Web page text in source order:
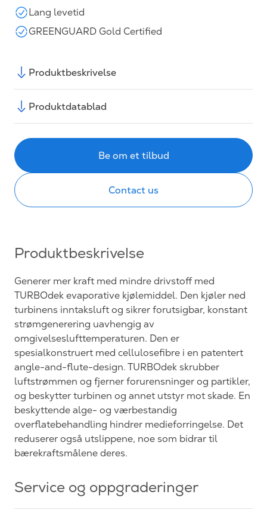
Lang levetid
GREENGUARD Gold Certified
Produktbeskrivelse
Produktdatablad
Be om et tilbud
Contact us
Produktbeskrivelse
Generer mer kraft med mindre drivstoff med
TURBOdek evaporative kjølemiddel. Den kjøler ned
turbinens inntaksluft og sikrer forutsigbar, konstant
strømgenerering uavhengig av
omgivelseslufttemperaturen. Den er
spesialkonstruert med cellulosefibre i en patentert
angle-and-flute-design. TURBOdek skrubber
luftstrømmen og fjerner forurensninger og partikler,
og beskytter turbinen og annet utstyr mot skade. En
beskyttende alge- og værbestandig
overflatebehandling hindrer medieforringelse. Det
reduserer også utslippene, noe som bidrar til
bærekraftsmålene deres.
Service og oppgraderinger